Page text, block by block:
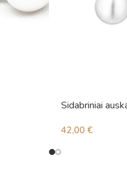
Sidabriniai
42,00 €